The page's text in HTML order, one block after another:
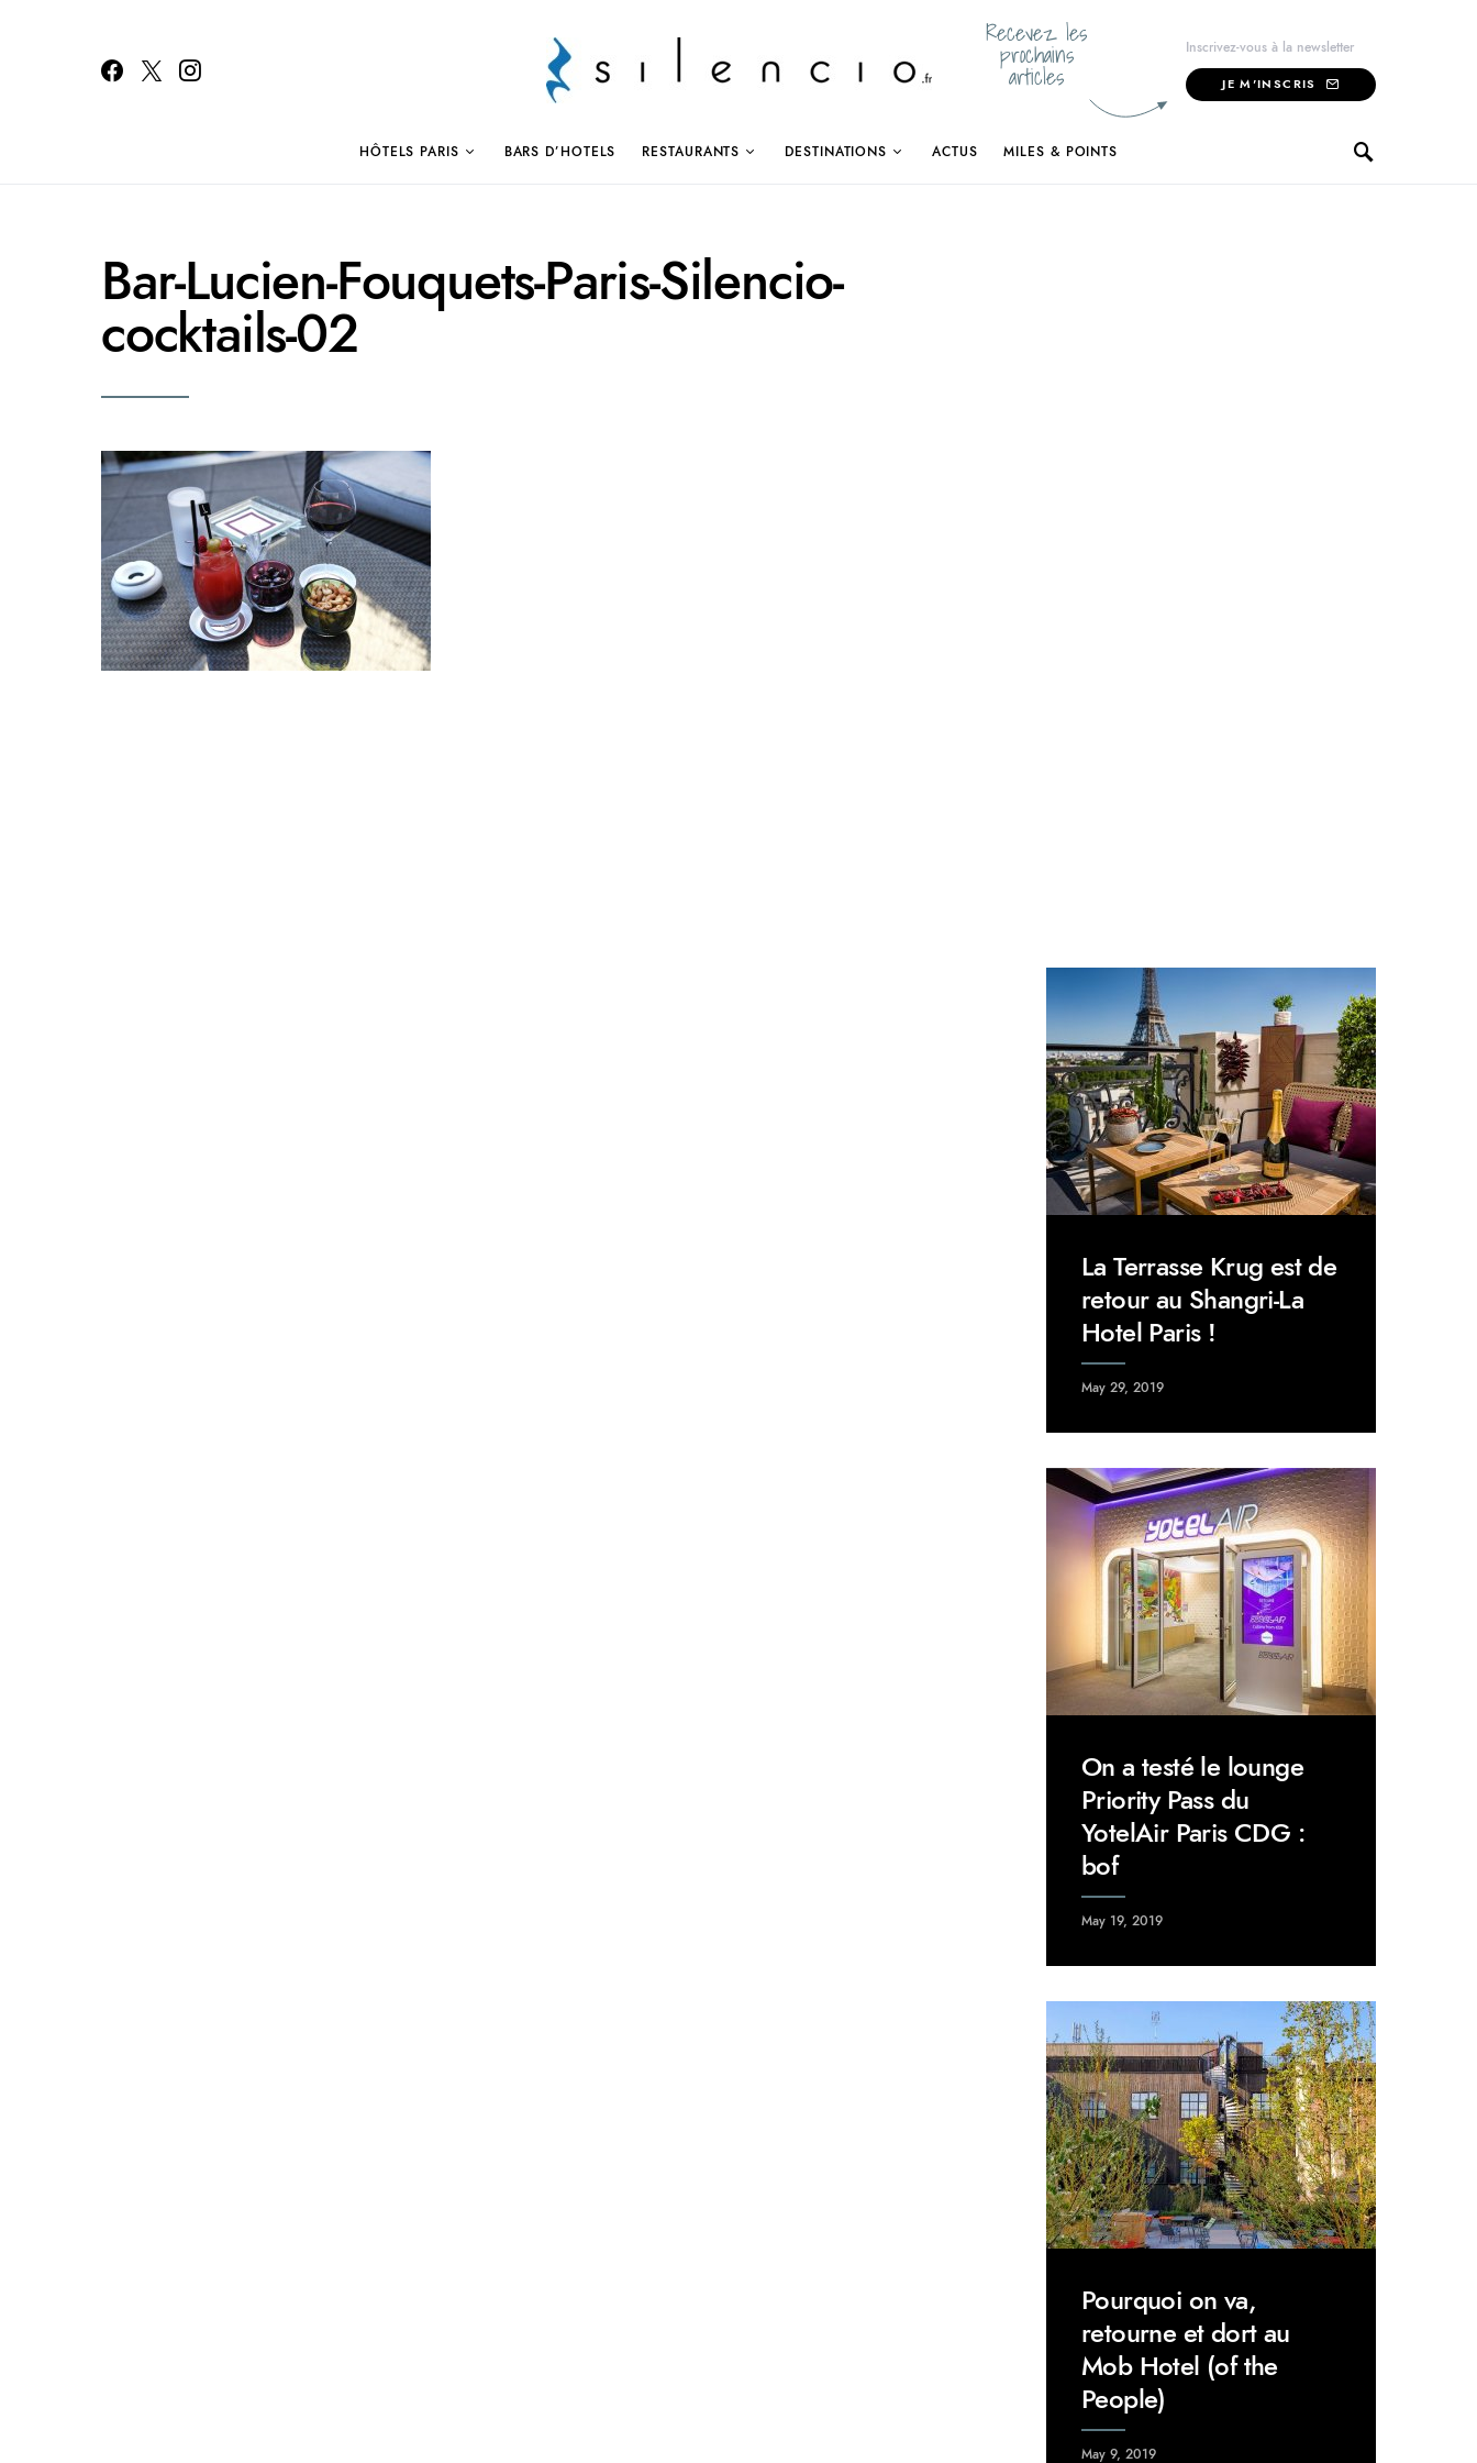
Recevez les
prochains
articles
Inscrivez-vous à la newsletter
JE M'INSCRIS
HÔTELS PARIS BARS D’HOTELS RESTAURANTS DESTINATIONS ACTUS MILES & POINTS
Bar-Lucien-Fouquets-Paris-Silencio-
cocktails-02
La Terrasse Krug est de
retour au Shangri-La
Hotel Paris !
May 29, 2019
On a testé le lounge
Priority Pass du
YotelAir Paris CDG :
bof
May 19, 2019
Pourquoi on va,
retourne et dort au
Mob Hotel (of the
People)
May 9, 2019